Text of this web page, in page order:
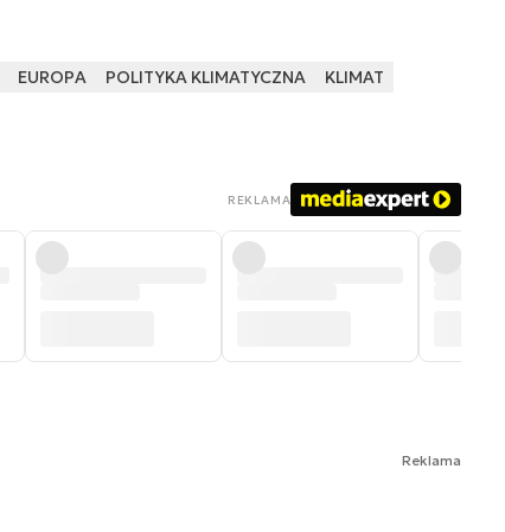
EUROPA POLITYKA KLIMATYCZNA
KLIMAT
REKLAMA
Reklama